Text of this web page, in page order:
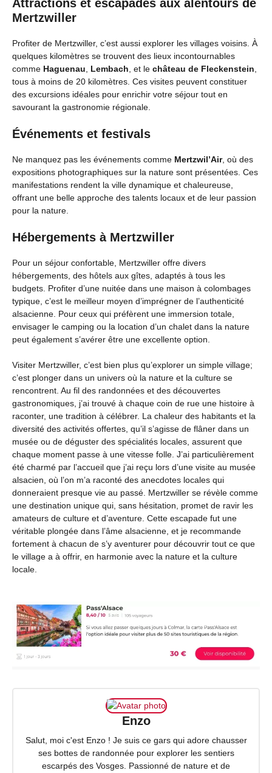
Attractions et escapades aux alentours de
Mertzwiller
Profiter de Mertzwiller, c’est aussi explorer les villages voisins. À
quelques kilomètres se trouvent des lieux incontournables
comme Haguenau Lembach , et le château de Fleckenstein
tous à moins de 20 kilomètres. Ces visites peuvent constituer
des excursions idéales pour enrichir votre séjour tout en
savourant la gastronomie régionale.
Événements et festivals
Ne manquez pas les événements comme Mertzwil’Air, où des
expositions photographiques sur la nature sont présentées. Ces
manifestations rendent la ville dynamique et chaleureuse,
offrant une belle approche des talents locaux et de leur passion
pour la nature.
Hébergements à Mertzwiller
Pour un séjour confortable, Mertzwiller offre divers
hébergements, des hôtels aux gîtes, adaptés à tous les
budgets. Profiter d’une nuitée dans une maison à colombages
typique, c’est le meilleur moyen d’imprégner de l’authenticité
alsacienne. Pour ceux qui préfèrent une immersion totale,
envisager le camping ou la location d’un chalet dans la nature
peut également s’avérer être une excellente option.
Visiter Mertzwiller, c’est bien plus qu’explorer un simple village;
c’est plonger dans un univers où la nature et la culture se
rencontrent. Au fil des randonnées et des découvertes
gastronomiques, j’ai trouvé à chaque coin de rue une histoire à
raconter, une tradition à célébrer. La chaleur des habitants et la
diversité des activités offertes, qu’il s’agisse de flâner dans un
musée ou de déguster des spécialités locales, assurent que
chaque moment passe à une vitesse folle. J’ai particulièrement
été charmé par l’accueil que j’ai reçu lors d’une visite au musée
alsacien, où l’on m’a raconté des anecdotes locales qui
donneraient presque vie au passé. Mertzwiller se révèle comme
une destination unique qui, sans hésitation, promet de ravir les
amateurs de culture et d’aventure. Cette escapade fut une
véritable plongée dans l’âme alsacienne, et je recommande
fortement à chacun de s’y aventurer pour découvrir tout ce que
le village a à offrir, en harmonie avec la nature et la culture
locale.
Enzo
Salut, moi c'est Enzo ! Je suis ce gars qui adore chausser
ses bottes de randonnée pour explorer les sentiers
escarpés des Vosges. Passionné de nature et de